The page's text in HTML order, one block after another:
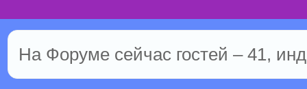
На Форуме сейчас гостей – 41,